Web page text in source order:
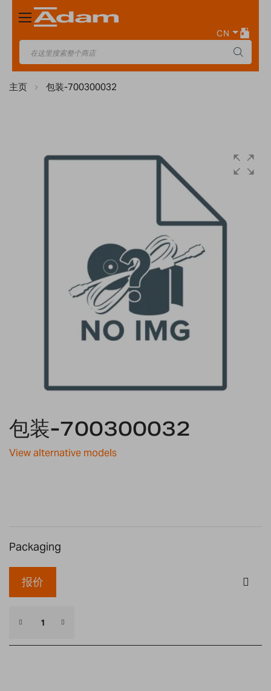
Toggle
Nav
CN
主页 包装-700300032
to
the
of
包装-700300032
View alternative models
Packaging
报价